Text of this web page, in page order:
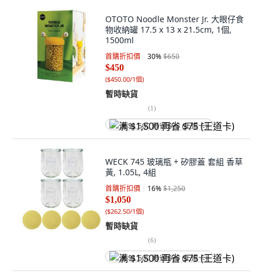
OTOTO Noodle Monster Jr. 大眼仔食
物收納罐 17.5 x 13 x 21.5cm, 1個,
1500ml
首購折扣價 30%$650
$450
($450.00/1個)
暫時缺貨
(1)
满 $1,500 再省 $75 (王道卡)
WECK 745 玻璃瓶 + 矽膠蓋 套組 香草
黃, 1.05L, 4組
首購折扣價 16%$1,250
$1,050
($262.50/1個)
暫時缺貨
(6)
满 $1,500 再省 $75 (王道卡)